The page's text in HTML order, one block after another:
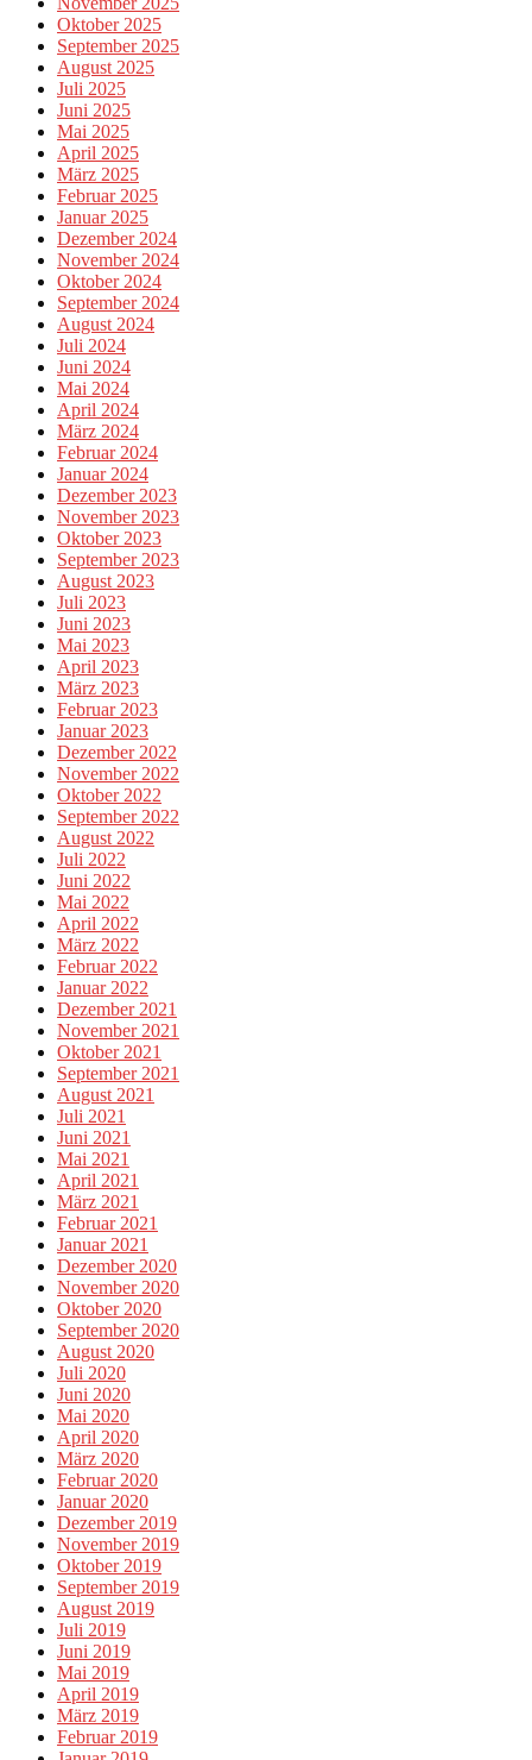
Oktober 2025
September 2025
August 2025
Juli 2025
Juni 2025
Mai 2025
April 2025
März 2025
Februar 2025
Januar 2025
Dezember 2024
November 2024
Oktober 2024
September 2024
August 2024
Juli 2024
Juni 2024
Mai 2024
April 2024
März 2024
Februar 2024
Januar 2024
Dezember 2023
November 2023
Oktober 2023
September 2023
August 2023
Juli 2023
Juni 2023
Mai 2023
April 2023
März 2023
Februar 2023
Januar 2023
Dezember 2022
November 2022
Oktober 2022
September 2022
August 2022
Juli 2022
Juni 2022
Mai 2022
April 2022
März 2022
Februar 2022
Januar 2022
Dezember 2021
November 2021
Oktober 2021
September 2021
August 2021
Juli 2021
Juni 2021
Mai 2021
April 2021
März 2021
Februar 2021
Januar 2021
Dezember 2020
November 2020
Oktober 2020
September 2020
August 2020
Juli 2020
Juni 2020
Mai 2020
April 2020
März 2020
Februar 2020
Januar 2020
Dezember 2019
November 2019
Oktober 2019
September 2019
August 2019
Juli 2019
Juni 2019
Mai 2019
April 2019
März 2019
Februar 2019